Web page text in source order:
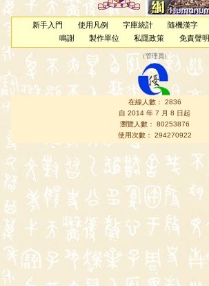
新手入門 使用凡例 字庫統計 隨機漢字
鳴謝
製作單位 私隱政策 免責聲明
（管理員 ）
在線人數： 2836
自 2014 年 7 月 8 日起
瀏覽人數： 80253876
使用次數： 294270922